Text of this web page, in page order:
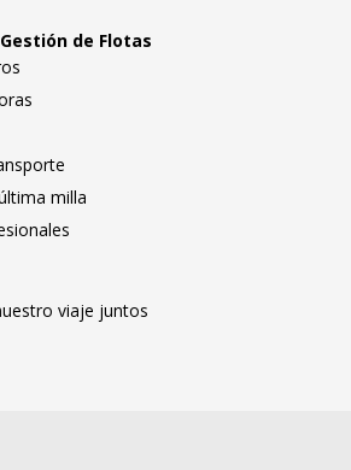
de Flotas
milla
viaje juntos